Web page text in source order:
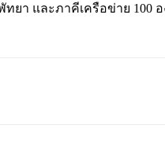
ยา และภาคีเครือข่าย 100